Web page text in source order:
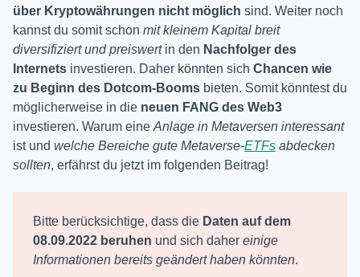
über Kryptowährungen nicht möglich sind. Weiter noch
kannst du somit schon mit kleinem Kapital breit
diversifiziert und preiswertin den Nachfolger des
Internets investieren. Daher könnten sich Chancen wie
zu Beginn des Dotcom-Booms bieten. Somit könntest du
möglicherweise in die neuen FANG des Web3
investieren. Warum eine Anlage in Metaversen interessant
ist und welche Bereiche gute Metaverse-ETFs abdecken
sollten, erfährst du jetzt im folgenden Beitrag!
Bitte berücksichtige, dass die Daten auf dem
08.09.2022 beruhen und sich daher einige
Informationen bereits geändert haben könnten.